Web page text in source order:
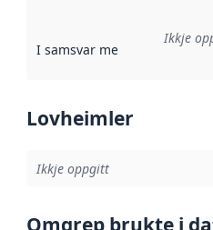
I samsvar med Referanse
Ikkje
Lovheimler
Ikkje oppgitt
Omgrep brukte i